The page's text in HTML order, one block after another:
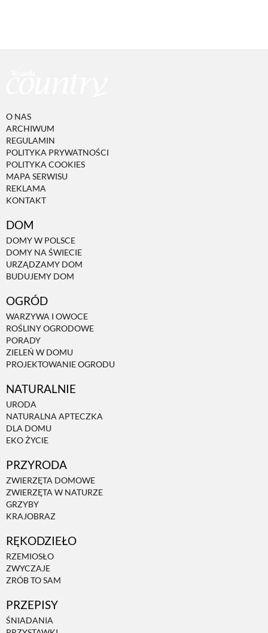
O NAS
ARCHIWUM
REGULAMIN
POLITYKA PRYWATNOŚCI
POLITYKA COOKIES
MAPA SERWISU
REKLAMA
KONTAKT
DOM
DOMY W POLSCE
DOMY NA ŚWIECIE
URZĄDZAMY DOM
BUDUJEMY DOM
OGRÓD
WARZYWA I OWOCE
ROŚLINY OGRODOWE
PORADY
ZIELEŃ W DOMU
PROJEKTOWANIE OGRODU
NATURALNIE
URODA
NATURALNA APTECZKA
DLA DOMU
EKO ŻYCIE
PRZYRODA
ZWIERZĘTA DOMOWE
ZWIERZĘTA W NATURZE
GRZYBY
KRAJOBRAZ
RĘKODZIEŁO
RZEMIOSŁO
ZWYCZAJE
ZRÓB TO SAM
PRZEPISY
ŚNIADANIA